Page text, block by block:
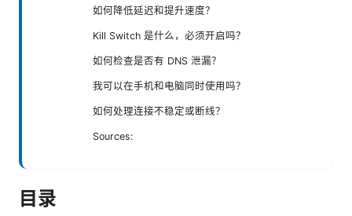
如何降低延迟和提升速度？
Kill Switch 是什么，必须开启吗？
如何检查是否有 DNS 泄漏？
我可以在手机和电脑同时使用吗？
如何处理连接不稳定或断线？
Sources:
目录